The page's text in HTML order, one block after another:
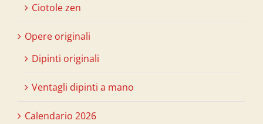
Ciotole zen
Opere originali
Dipinti originali
Ventagli dipinti a mano
Calendario 2026